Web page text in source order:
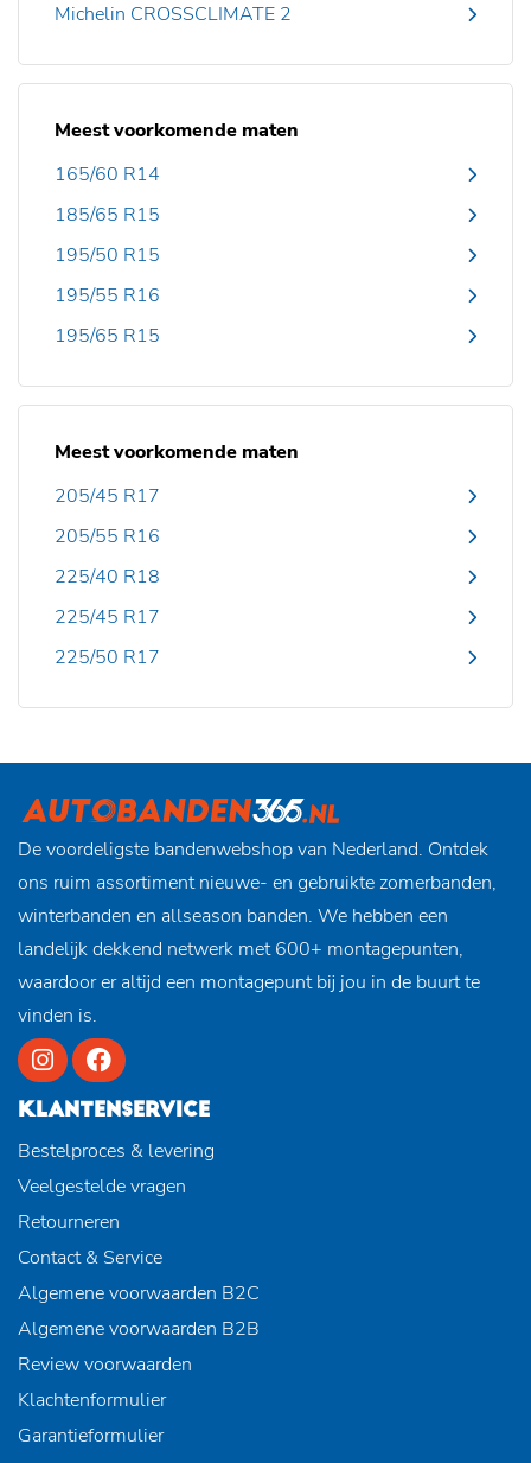
Michelin CROSSCLIMATE 2
Meest voorkomende maten
165/60 R14
185/65 R15
195/50 R15
195/55 R16
195/65 R15
Meest voorkomende maten
205/45 R17
205/55 R16
225/40 R18
225/45 R17
225/50 R17
De voordeligste bandenwebshop van Nederland. Ontdek
ons ruim assortiment nieuwe- en gebruikte zomerbanden,
winterbanden en allseason banden. We hebben een
landelijk dekkend netwerk met 600+ montagepunten,
waardoor er altijd een montagepunt bij jou in de buurt te
vinden is.
KLANTENSERVICE
Bestelproces & levering
Veelgestelde vragen
Retourneren
Contact & Service
Algemene voorwaarden B2C
Algemene voorwaarden B2B
Review voorwaarden
Klachtenformulier
Garantieformulier